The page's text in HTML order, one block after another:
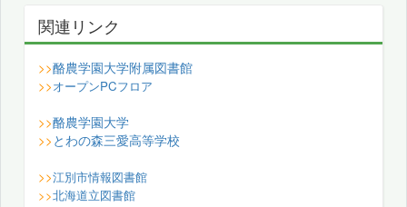
関連リンク
>>酪農学園大学附属図書館
>>オープンPCフロア
>>酪農学園大学
>> とわの森三愛高等学校
>>江別市情報図書館
>>北海道立図書館